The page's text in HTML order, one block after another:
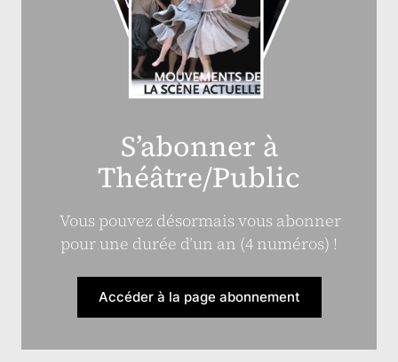
S’abonner à
Théâtre/Public
Vous pouvez désormais vous abonner
pour une durée d’un an (4 numéros) !
Accéder à la page abonnement